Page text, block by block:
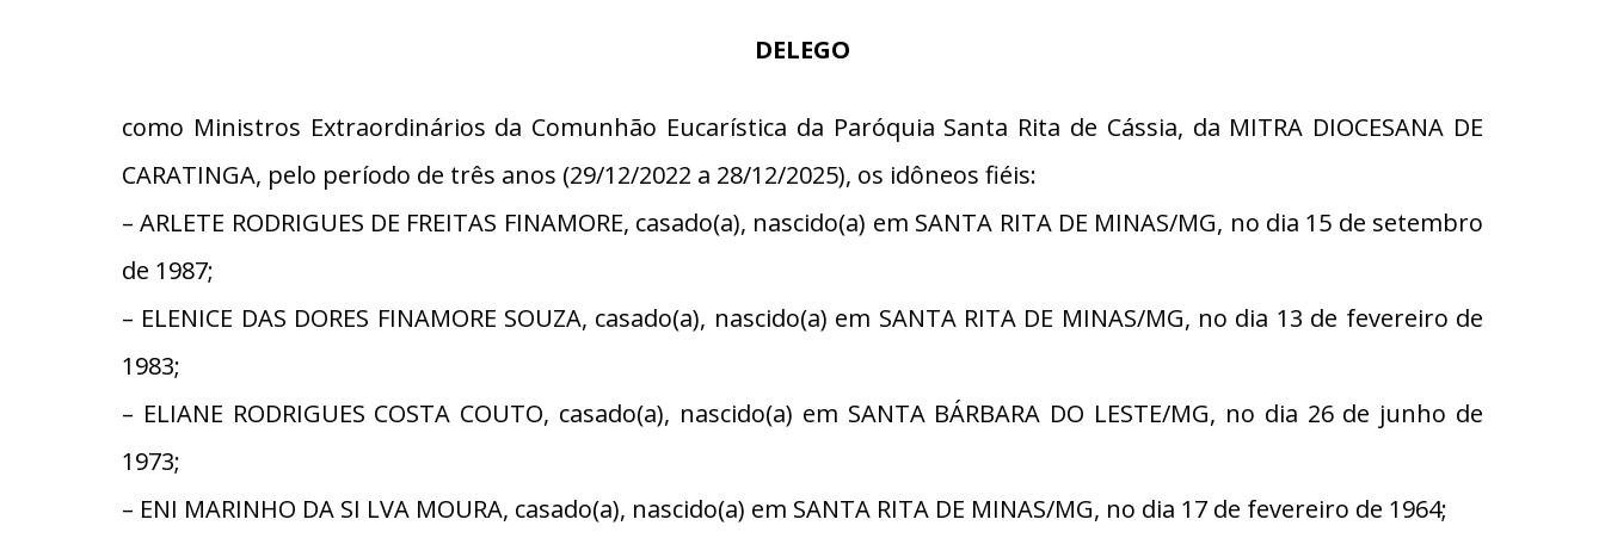
DELEGO
como Ministros Extraordinários da Comunhão Eucarística da Paróquia Santa Rita de Cássia, da MITRA DIOCESANA DE
CARATINGA, pelo período de três anos (29/12/2022 a 28/12/2025), os idôneos fiéis:
– ARLETE RODRIGUES DE FREITAS FINAMORE, casado(a), nascido(a) em SANTA RITA DE MINAS/MG, no dia 15 de setembro
de 1987;
– ELENICE DAS DORES FINAMORE SOUZA, casado(a), nascido(a) em SANTA RITA DE MINAS/MG, no dia 13 de fevereiro de
1983;
– ELIANE RODRIGUES COSTA COUTO, casado(a), nascido(a) em SANTA BÁRBARA DO LESTE/MG, no dia 26 de junho de
1973;
– ENI MARINHO DA SI LVA MOURA, casado(a), nascido(a) em SANTA RITA DE MINAS/MG, no dia 17 de fevereiro de 1964;